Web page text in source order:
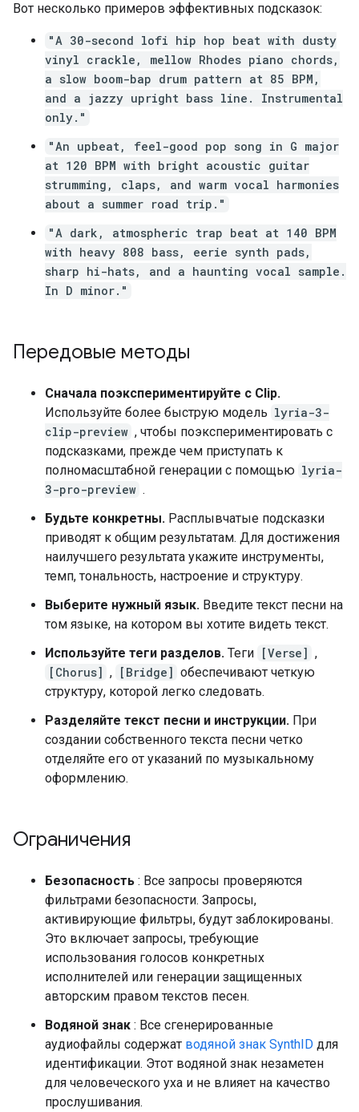
Вот несколько примеров эффективных подсказок:
"A 30-second lofi hip hop beat with dusty
vinyl crackle, mellow Rhodes piano chords,
a slow boom-bap drum pattern at 85 BPM,
and a jazzy upright bass line. Instrumental
only."
"An upbeat, feel-good pop song in G major
at 120 BPM with bright acoustic guitar
strumming, claps, and warm vocal harmonies
about a summer road trip."
"A dark, atmospheric trap beat at 140 BPM
with heavy 808 bass, eerie synth pads,
sharp hi-hats, and a haunting vocal sample.
In D minor."
Передовые методы
Сначала поэкспериментируйте с Clip.
Используйте более быструю модель lyria-3-
clip-preview , чтобы поэкспериментировать с
подсказками, прежде чем приступать к
полномасштабной генерации с помощью lyria-
3-pro-preview .
Будьте конкретны. Расплывчатые подсказки
приводят к общим результатам. Для достижения
наилучшего результата укажите инструменты,
темп, тональность, настроение и структуру.
Выберите нужный язык. Введите текст песни на
том языке, на котором вы хотите видеть текст.
Используйте теги разделов. Теги [Verse] ,
[Chorus] , [Bridge] обеспечивают четкую
структуру, которой легко следовать.
Разделяйте текст песни и инструкции. При
создании собственного текста песни четко
отделяйте его от указаний по музыкальному
оформлению.
Ограничения
Безопасность : Все запросы проверяются
фильтрами безопасности. Запросы,
активирующие фильтры, будут заблокированы.
Это включает запросы, требующие
использования голосов конкретных
исполнителей или генерации защищенных
авторским правом текстов песен.
Водяной знак : Все сгенерированные
аудиофайлы содержат водяной знак SynthID для
идентификации. Этот водяной знак незаметен
для человеческого уха и не влияет на качество
прослушивания.